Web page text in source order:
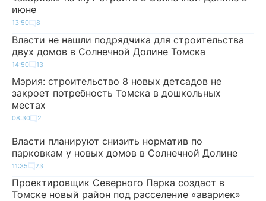
июне
13:50 8
Власти не нашли подрядчика для строительства
двух домов в Солнечной Долине Томска
14:50 13
Мэрия: строительство 8 новых детсадов не
закроет потребность Томска в дошкольных
местах
08:30 2
Власти планируют снизить норматив по
парковкам у новых домов в Солнечной Долине
11:35 23
Проектировщик Северного Парка создаст в
Томске новый район под расселение «авариек»